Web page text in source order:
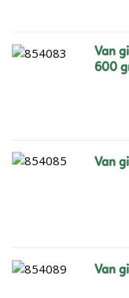
van gilse donkere basterdsuiker 12 x
600
van
van